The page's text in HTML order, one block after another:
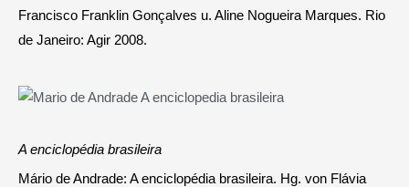
Francisco Franklin Gonçalves u. Aline Nogueira Marques. Rio
de Janeiro: Agir 2008.
A enciclopédia brasileira
Mário de Andrade: A enciclopédia brasileira. Hg. von Flávia